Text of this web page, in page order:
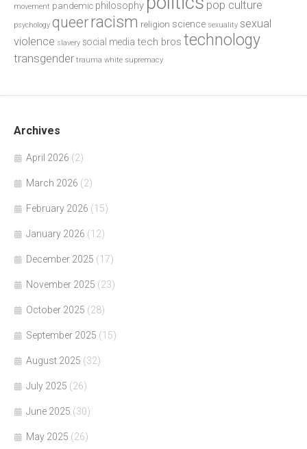
movement pandemic philosophy pop culture
psychology queerracism religion science sexuality sexual
violence slavery social media tech bros technology
transgender trauma white supremacy
Archives
April 2026 (2)
March 2026 (2)
February 2026 (15)
January 2026 (12)
December 2025 (17)
November 2025 (23)
October 2025 (28)
September 2025 (15)
August 2025 (32)
July 2025 (26)
June 2025 (30)
May 2025 (26)